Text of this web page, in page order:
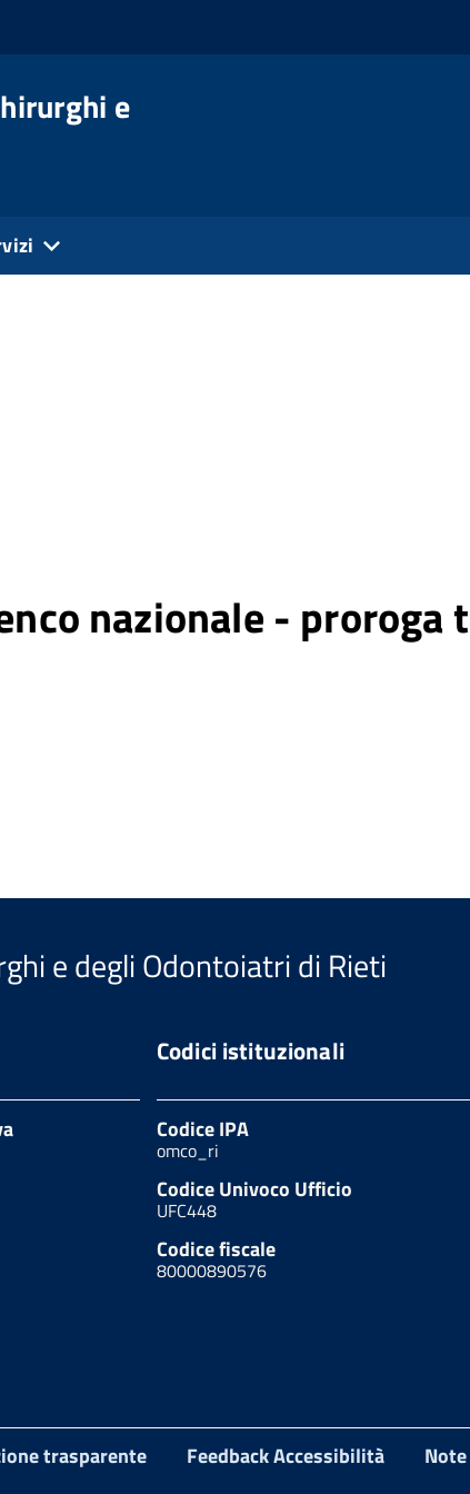
e
nazionale -
e degli Odontoiatri di Rieti
Codici istituzionali
Codice IPA
omco_ri
Codice Univoco Ufficio
UFC448
Codice fiscale
80000890576
trasparente Feedback Accessibilità